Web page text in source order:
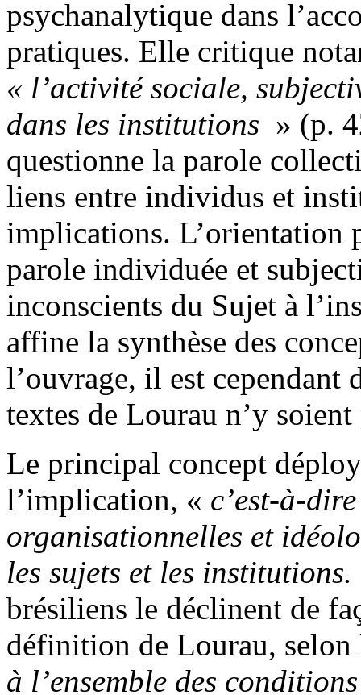
psychanalytique dans
pratiques. Elle critique
« l’activité sociale,
dans les institutions » (p.
questionne la parole
liens entre individus et
implications. L’orientation
parole individuée et
inconscients du Sujet à
affine la synthèse des
l’ouvrage, il est cependant
textes de Lourau n’y soient
Le principal concept
l’implication, « c’est-à-
organisationnelles et
les sujets et les institutions.
brésiliens le déclinent de
définition de Lourau,
à l’ensemble des